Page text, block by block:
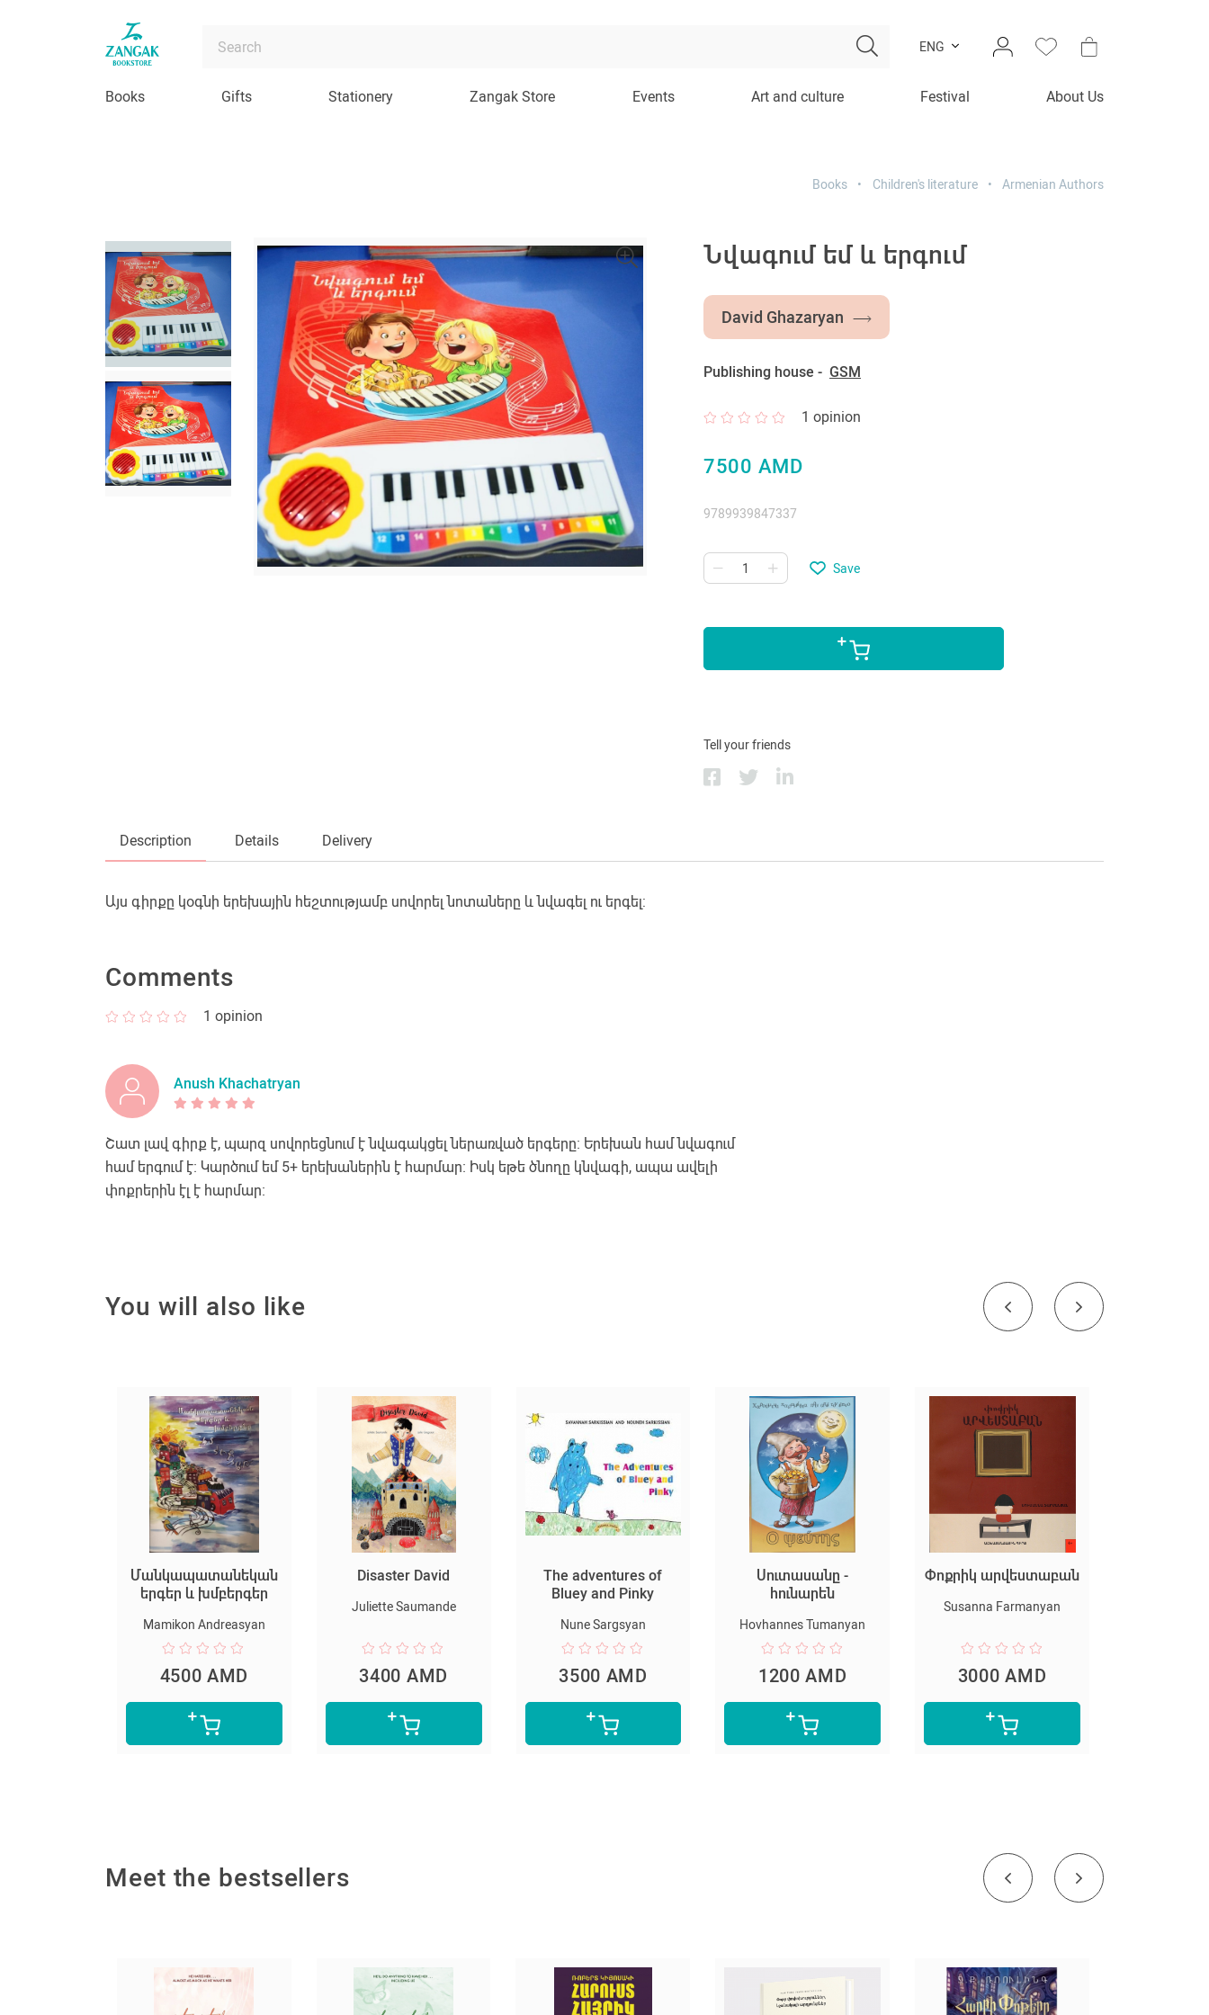
ENG
Books Gifts Stationery Zangak Store Events Art and culture Festival About Us
Books Children's literature Armenian Authors
Նվագում եմ և երգում
David Ghazaryan
Publishing house - GSM
1 opinion
7500 AMD
9789939847337
Save
Tell your friends
Description Details Delivery
Այս գիրքը կօգնի երեխային հեշտությամբ սովորել նոտաները և նվագել ու երգել:
Comments
1 opinion
Anush Khachatryan
Շատ լավ գիրք է, պարզ սովորեցնում է նվագակցել ներառված երգերը։ Երեխան համ նվագում
համ երգում է։ Կարծում եմ 5+ երեխաներին է հարմար։ Իսկ եթե ծնողը կնվագի, ապա ավելի
փոքրերին էլ է հարմար։
You will also like
Մանկապատանեկան
երգեր և խմբերգեր
Mamikon Andreasyan
4500 AMD
Disaster David
Juliette Saumande
3400 AMD
The adventures of
Bluey and Pinky
Nune Sargsyan
3500 AMD
Սուտասանը -
հունարեն
Hovhannes Tumanyan
1200 AMD
Փոքրիկ արվեստաբան
Susanna Farmanyan
3000 AMD
Meet the bestsellers